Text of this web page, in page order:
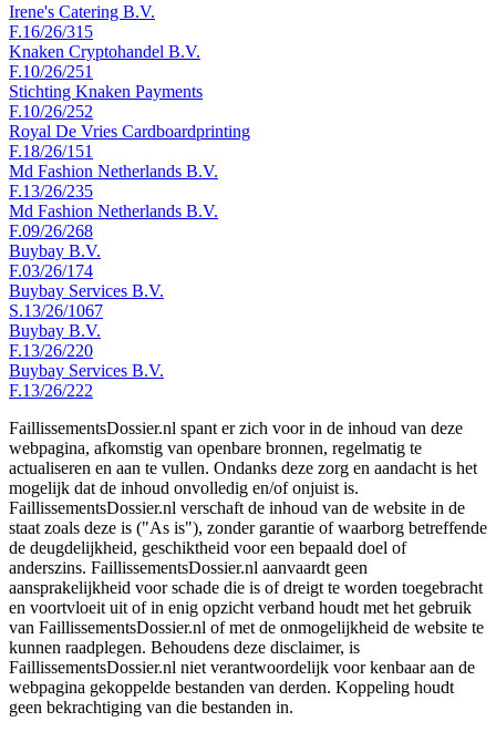
Irene's Catering B.V.
F.16/26/315
Knaken Cryptohandel B.V.
F.10/26/251
Stichting Knaken Payments
F.10/26/252
Royal De Vries Cardboardprinting
F.18/26/151
Md Fashion Netherlands B.V.
F.13/26/235
Md Fashion Netherlands B.V.
F.09/26/268
Buybay B.V.
F.03/26/174
Buybay Services B.V.
S.13/26/1067
Buybay B.V.
F.13/26/220
Buybay Services B.V.
F.13/26/222
FaillissementsDossier.nl spant er zich voor in de inhoud van deze
webpagina, afkomstig van openbare bronnen, regelmatig te
actualiseren en aan te vullen. Ondanks deze zorg en aandacht is het
mogelijk dat de inhoud onvolledig en/of onjuist is.
FaillissementsDossier.nl verschaft de inhoud van de website in de
staat zoals deze is ("As is"), zonder garantie of waarborg betreffende
de deugdelijkheid, geschiktheid voor een bepaald doel of
anderszins. FaillissementsDossier.nl aanvaardt geen
aansprakelijkheid voor schade die is of dreigt te worden toegebracht
en voortvloeit uit of in enig opzicht verband houdt met het gebruik
van FaillissementsDossier.nl of met de onmogelijkheid de website te
kunnen raadplegen. Behoudens deze disclaimer, is
FaillissementsDossier.nl niet verantwoordelijk voor kenbaar aan de
webpagina gekoppelde bestanden van derden. Koppeling houdt
geen bekrachtiging van die bestanden in.